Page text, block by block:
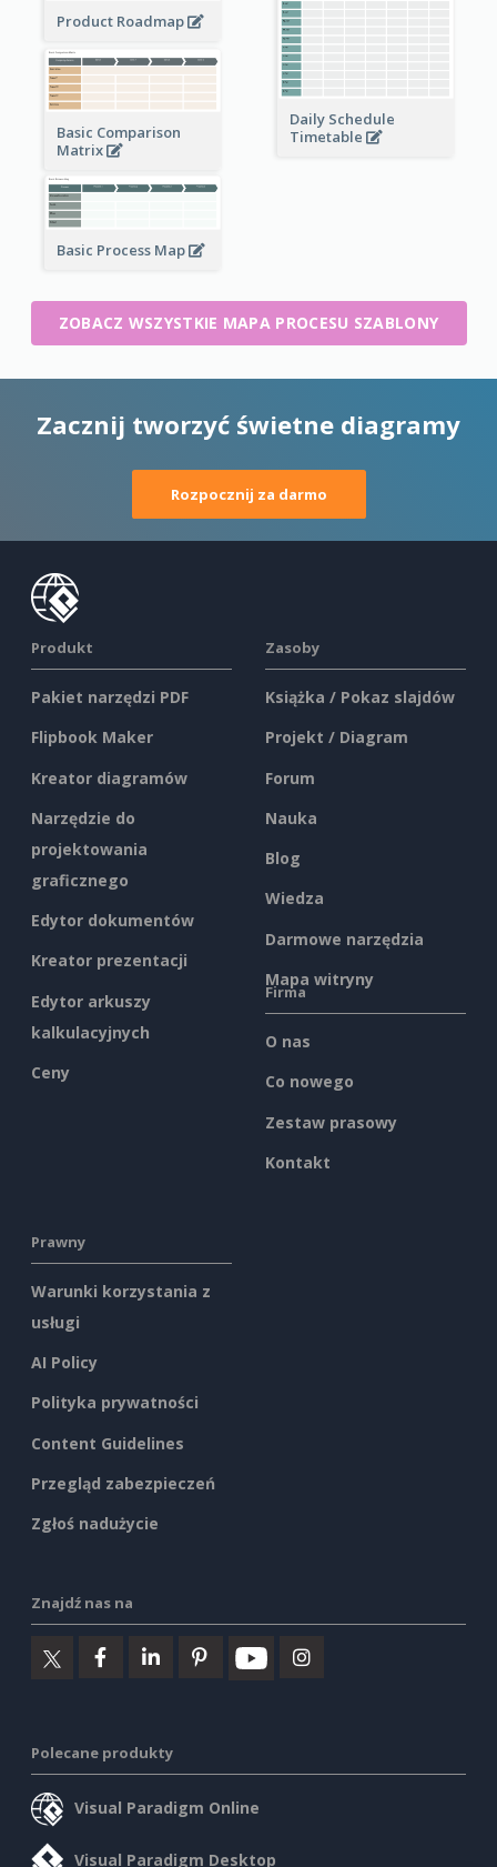
Product Roadmap
Daily Schedule
Timetable
Basic Comparison
Matrix
Basic Process Map
ZOBACZ WSZYSTKIE MAPA PROCESU SZABLONY
Zacznij tworzyć świetne diagramy
Rozpocznij za darmo
Produkt
Pakiet narzędzi PDF
Flipbook Maker
Kreator diagramów
Narzędzie do
projektowania
graficznego
Edytor dokumentów
Kreator prezentacji
Edytor arkuszy
kalkulacyjnych
Ceny
Zasoby
Książka / Pokaz slajdów
Projekt / Diagram
Forum
Nauka
Blog
Wiedza
Darmowe narzędzia
Mapa witryny
Firma
O nas
Co nowego
Zestaw prasowy
Kontakt
Prawny
Warunki korzystania z
usługi
AI Policy
Polityka prywatności
Content Guidelines
Przegląd zabezpieczeń
Zgłoś nadużycie
Znajdź nas na
Polecane produkty
Visual Paradigm Online
Visual Paradigm Desktop